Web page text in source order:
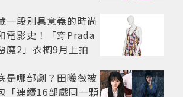
一段別具意義的時尚
電影史！「穿Prada
魔2」衣櫥9月上拍
是哪部劇？田曦薇被
「連續16部戲同一顆